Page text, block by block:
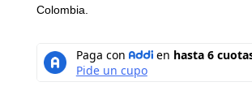
Colombia.